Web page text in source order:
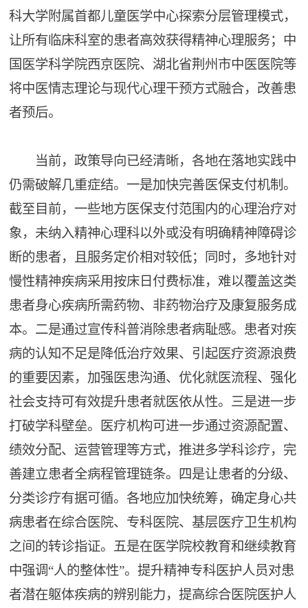
科大学附属首都儿童医学中心探索分层管理模式，
让所有临床科室的患者高效获得精神心理服务；中
国医学科学院西京医院、湖北省荆州市中医医院等
将中医情志理论与现代心理干预方式融合，改善患
者预后。
当前，政策导向已经清晰，各地在落地实践中
仍需破解几重症结。一是加快完善医保支付机制。
截至目前，一些地方医保支付范围内的心理治疗对
象，未纳入精神心理科以外或没有明确精神障碍诊
断的患者，且服务定价相对较低；同时，多地针对
慢性精神疾病采用按床日付费标准，难以覆盖这类
患者身心疾病所需药物、非药物治疗及康复服务成
本。二是通过宣传科普消除患者病耻感。患者对疾
病的认知不足是降低治疗效果、引起医疗资源浪费
的重要因素，加强医患沟通、优化就医流程、强化
社会支持可有效提升患者就医依从性。三是进一步
打破学科壁垒。医疗机构可进一步通过资源配置、
绩效分配、运营管理等方式，推进多学科诊疗，完
善建立患者全病程管理链条。四是让患者的分级、
分类诊疗有据可循。各地应加快统筹，确定身心共
病患者在综合医院、专科医院、基层医疗卫生机构
之间的转诊指证。五是在医学院校教育和继续教育
中强调“人的整体性”。提升精神专科医护人员对患
者潜在躯体疾病的辨别能力，提高综合医院医护人